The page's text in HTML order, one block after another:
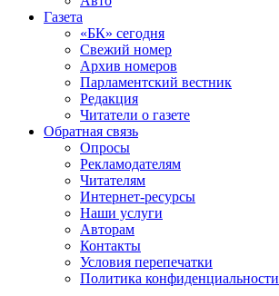
Газета
«БК» сегодня
Свежий номер
Архив номеров
Парламентский вестник
Редакция
Читатели о газете
Обратная связь
Опросы
Рекламодателям
Читателям
Интернет-ресурсы
Наши услуги
Авторам
Контакты
Условия перепечатки
Политика конфиденциальности